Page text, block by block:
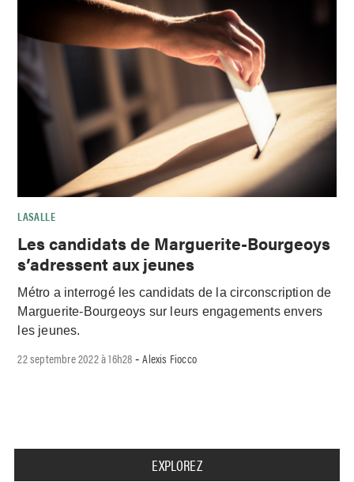
LASALLE
Les candidats de Marguerite-Bourgeoys
s’adressent aux jeunes
Métro a interrogé les candidats de la circonscription de
Marguerite-Bourgeoys sur leurs engagements envers
les jeunes.
22 septembre 2022 à 16h28 -Alexis Fiocco
EXPLOREZ